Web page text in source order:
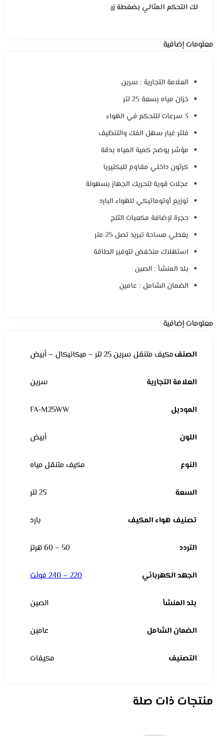
لك التحكم المثالي بضغطة زر.
معلومات إضافية
العلامة التجارية : سرين
خزان مياه بسعة 25 لتر
3 سرعات للتحكم في الهواء
فلتر غبار سهل الفك والتنظيف
مؤشر يوضح كمية المياه بدقة
كرتون داخلي مقاوم للبكتيريا
عجلات قوية لتحريك الجهاز بسهولة
توزيع أوتوماتيكي للهواء البارد
حجرة لإضافة مكعبات الثلج
يغطي مساحة تبريد تصل 25 متر
استهلاك منخفض لتوفير الطاقة
بلد المنشأ : الصين
الضمان الشامل : عامين
معلومات إضافية
الصنفمكيف متنقل سرين 25 لتر – ميكانيكال – أبيض
العلامة التجارية سرين
الموديل FA-M25WW
اللون أبيض
النوع مكيف متنقل مياه
السعة 25 لتر
تصنيف هواء المكيف بارد
التردد 50 – 60 هرتز
الجهد الكهربائي 220 – 240 فولت
بلد المنشأ الصين
الضمان الشامل عامين
التصنيف مكيفات
منتجات ذات صلة